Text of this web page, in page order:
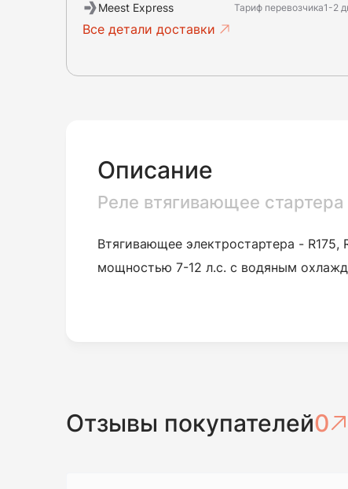
Meest Express Тариф перевозчика1-2
Все детали доставки
Описание
Реле втягивающее стартера
Втягивающее электростартера - R175,
мощностью 7-12 л.с. с водяным
Отзывы покупателей0